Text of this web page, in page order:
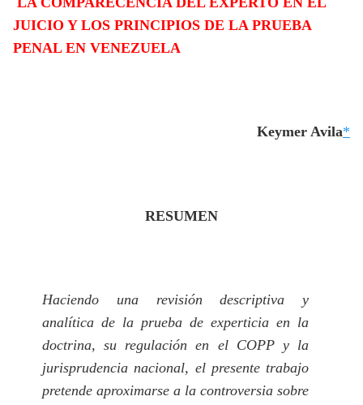
t
s
A
p
p
w
i
t
t
e
e
g
r
k
e
d
e
JUICIO Y LOS PRINCIPIOS DE LA PRUEBA
PENALEN VENEZUELA
Keymer Avila*
RESUMEN
Haciendo una revisión descriptiva y
analítica de la prueba de experticia en la
doctrina, su regulación en el COPP y la
jurisprudencia nacional, el presente trabajo
pretende aproximarse a la controversia sobre